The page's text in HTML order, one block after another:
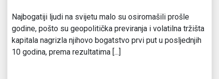
Najbogatiji ljudi na svijetu malo su osiromašili prošle
godine, pošto su geopolitička previranja i volatilna tržišta
kapitala nagrizla njihovo bogatstvo prvi put u posljednjih
10 godina, prema rezultatima [...]